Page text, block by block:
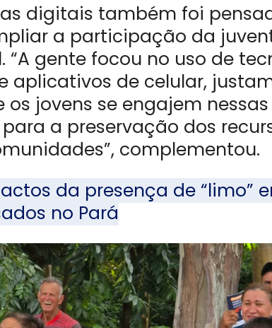
digitais também foi
a participação da
“A gente focou no uso de
aplicativos de celular,
jovens se engajem
a preservação dos
complementou.
da presença de “limo”
no Pará